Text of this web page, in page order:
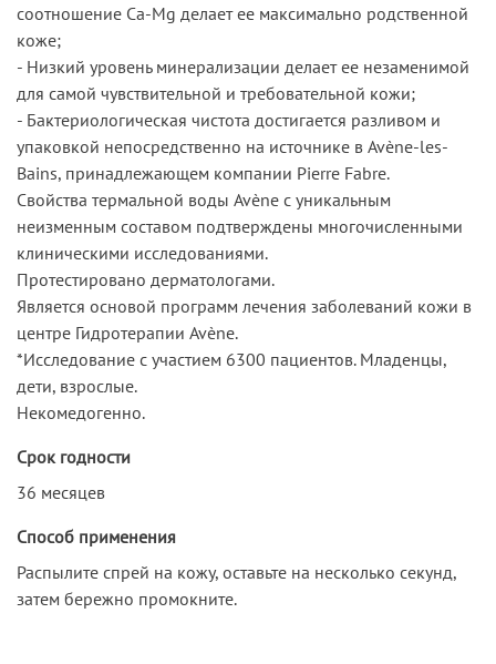
соотношение Ca-Mg делает ее максимально родственной
коже;
- Низкий уровень минерализации делает ее незаменимой
для самой чувствительной и требовательной кожи;
- Бактериологическая чистота достигается разливом и
упаковкой непосредственно на источнике в Avène-les-
Bains, принадлежающем компании Pierre Fabre.
Свойства термальной воды Avène с уникальным
неизменным составом подтверждены многочисленными
клиническими исследованиями.
Протестировано дерматологами.
Является основой программ лечения заболеваний кожи в
центре Гидротерапии Avène.
*Исследование с участием 6300 пациентов. Младенцы,
дети, взрослые.
Некомедогенно.
Срок годности
36 месяцев
Способ применения
Распылите спрей на кожу, оставьте на несколько секунд,
затем бережно промокните.